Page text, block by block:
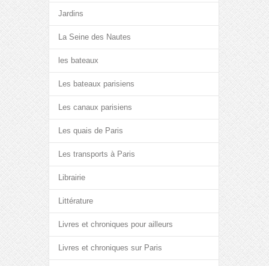
Jardins
La Seine des Nautes
les bateaux
Les bateaux parisiens
Les canaux parisiens
Les quais de Paris
Les transports à Paris
Librairie
Littérature
Livres et chroniques pour ailleurs
Livres et chroniques sur Paris